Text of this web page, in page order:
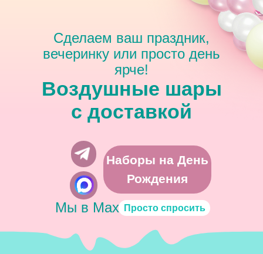
Воздушные шары
с доставкой
Сделаем ваш праздник,
вечеринку или просто день
ярче!
Мы в Мах Просто спросить
Наборы на День
Рождения